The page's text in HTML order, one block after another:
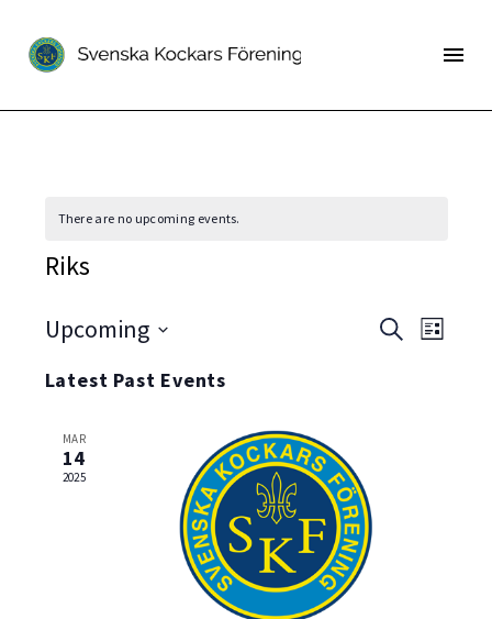
There are no upcoming events.
Riks
SearchList
Upcoming
date.
Latest Past Events
MAR
14
2025